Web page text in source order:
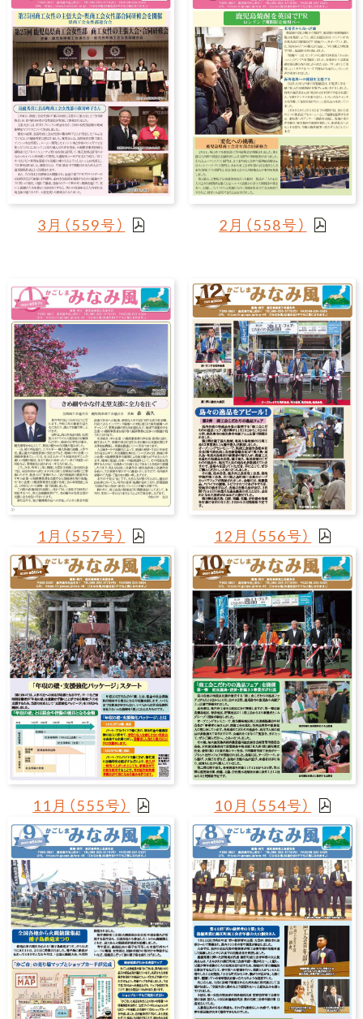
3月（559号） 2月（558号）
1月（557号） 12月（556号）
11月（555号） 10月（554号）